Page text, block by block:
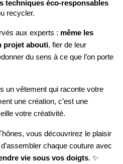
techniques éco-responsables
recycler.
aux experts : même les
projet abouti, fier de leur
du sens à ce que l’on porte
un vêtement qui raconte votre
une création, c’est une
votre créativité.
vous découvrirez le plaisir
chaque couture avec
vie sous vos doigts. ✨